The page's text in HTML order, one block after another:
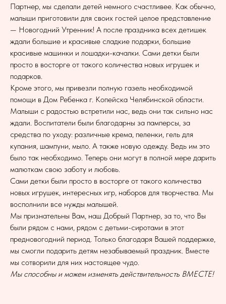
Партнер, мы сделали детей немного счастливее. Как обычно,
малыши приготовили для своих гостей целое представление
— Новогодний Утренник! А после праздника всех детишек
ждали большие и красивые сладкие подарки, большие
красивые машинки и лошадки-качалки. Сами детки были
просто в восторге от такого количества новых игрушек и
подарков.
Кроме этого, мы привезли полную газель необходимой
помощи в Дом Ребенка г. Копейска Челябинской области.
Малыши с радостью встретили нас, ведь они так сильно нас
ждали. Воспитатели были благодарны за памперсы, за
средства по уходу: различные крема, пеленки, гель для
купания, шампуни, мыло. А также новую одежду. Ведь им это
было так необходимо. Теперь они могут в полной мере дарить
малюткам свою заботу и любовь.
Сами детки были просто в восторге от такого количества
новых игрушек, интересных игр, наборов для творчества. Мы
восполнили все нужды малышей.
Мы признательны Вам, наш Добрый Партнер, за то, что Вы
были рядом с нами, рядом с детьми-сиротами в этот
предновогодний период. Только благодаря Вашей поддержке,
мы смогли подарить детям незабываемый праздник. Вместе
мы сотворили для них настоящее чудо.
Мы способны и можем изменять действительность ВМЕСТЕ!